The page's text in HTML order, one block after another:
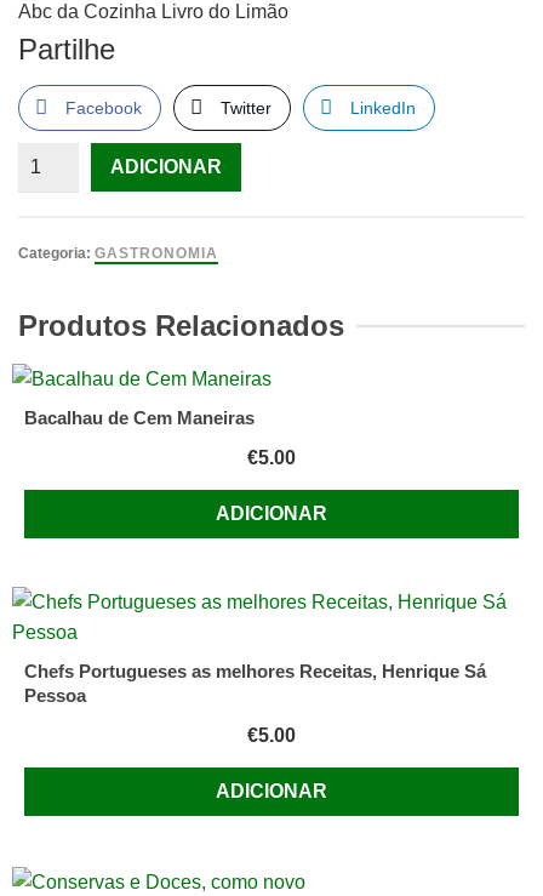
Abc da Cozinha Livro do Limão
Partilhe
Facebook Twitter LinkedIn
Quantidade
da
do
Limão
ADICIONAR
Categoria: GASTRONOMIA
Produtos Relacionados
Bacalhau de Cem Maneiras
€5.00
ADICIONAR
Chefs Portugueses as melhores Receitas, Henrique Sá
Pessoa
€5.00
ADICIONAR